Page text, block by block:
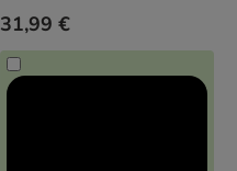
31,99 €